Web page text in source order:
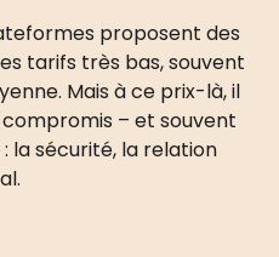
proposent des
tarifs très bas, souvent
Mais à ce prix-là, il
– et souvent
la sécurité, la relation